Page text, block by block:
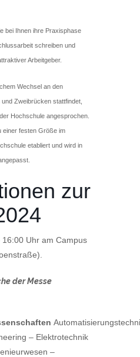
bei Ihnen ihre Praxisphase
schreiben und
Arbeitgeber.
Wechsel an den
Zweibrücken stattfindet,
Hochschule angesprochen.
einer festen Größe im
etabliert und wird in
zur
16:00 Uhr am Campus
der Messe
– Elektrotechnik
–